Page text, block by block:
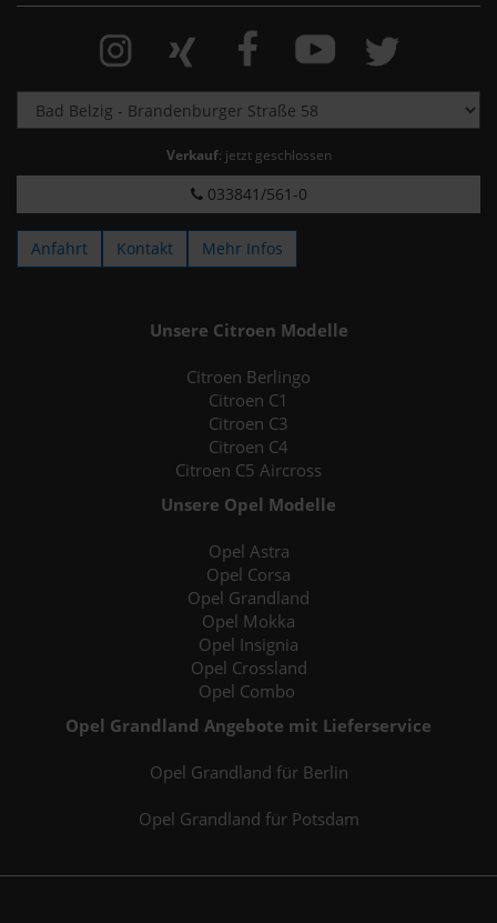
Verkauf: jetzt geschlossen
033841/561-0
Anfahrt Kontakt Mehr Infos
Unsere Citroen Modelle
Citroen Berlingo
Citroen C1
Citroen C3
Citroen C4
Citroen C5 Aircross
Unsere Opel Modelle
Opel Astra
Opel Corsa
Opel Grandland
Opel Mokka
Opel Insignia
Opel Crossland
Opel Combo
Opel Grandland Angebote mit Lieferservice
Opel Grandland für Berlin
Opel Grandland für Potsdam